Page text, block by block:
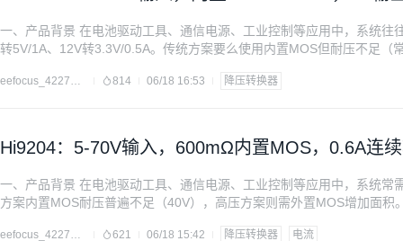
一、产品背景 在电池驱动工具、通信电源、工业控制等应用中，系统
转5V/1A、12V转3.3V/0.5A。传统方案要么使用内置MOS但耐压不足
eefocus_4227309 814 06/18 16:53 降压转换器
Hi9204：5-70V输入，600mΩ内置MOS，0.6A连
一、产品背景 在电池驱动工具、通信电源、工业控制等应用中，系统
方案内置MOS耐压普遍不足（40V），高压方案则需外置MOS增加面
eefocus_4227309 621 06/18 15:42 降压转换器 电流